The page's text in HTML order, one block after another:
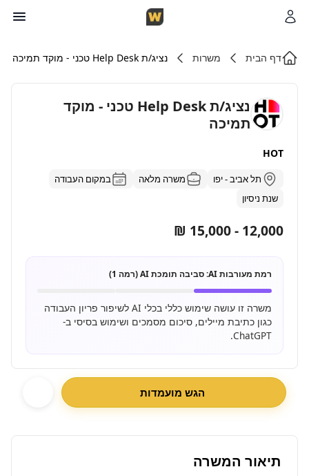
דף הבית משרות נציג/ת Help Desk טכני - מוקד תמיכה
נציג/ת Help Desk טכני - מוקד
תמיכה
HOT
תל אביב - יפו משרה מלאה
במקום העבודה
שנת ניסיון
12,000 - 15,000 ₪
רמת מעורבות AI: סביבה תומכת AI (רמה 1)
משרה זו עושה שימוש כללי בכלי AI לשיפור פריון העבודה
כגון כתיבת מיילים, סיכום מסמכים ושימוש בסיסי ב-
ChatGPT.
הגש מועמדות
תיאור המשרה